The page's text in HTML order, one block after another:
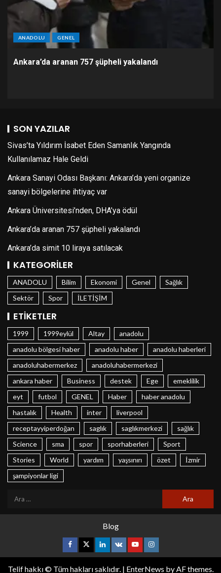
ANADOLU GENEL
Ankara’da aranan 757 şüpheli yakalandı
SON YAZILAR
Sivas’ta Yıldırım İsabet Eden Samanlık Yangında
Kullanılamaz Hale Geldi
Ankara Sanayi Odası Başkanı: Ankara’da yeni organize
sanayi bölgelerine ihtiyaç var
Ankara Üniversitesi’nden, DHA’ya ödül
Ankara’da aranan 757 şüpheli yakalandı
Ankara’da simit 10 liraya satılacak
KATEGORILER
ANADOLU Bilim Ekonomi Genel
Sağlık
Sektör
Spor İLETİŞİM
ETIKETLER
1999 1999eylül Altay
anadolu
anadolu bölgesi haber
anadolu haber
anadolu haberleri
anadoluhabermerkez
anadoluhabermerkezi
ankara haber
Business destek Ege
emeklilik
eyt
futbol GENEL Haber
haber anadolu
hastalık
Health inter
liverpool
receptayyiperdoğan
saglık saglıkmerkezi
sağlık
Science
sma spor sporhaberleri
Sport
Stories
World yardım yaşsınırı özet
İzmir
şampiyonlar ligi
Blog
Telif hakkı © Tüm hakları saklıdır. | EnterNews by AF themes.